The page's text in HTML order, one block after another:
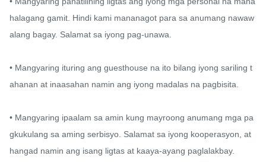
halagang gamit. Hindi kami mananagot para sa anumang nawaw
alang bagay. Salamat sa iyong pag-unawa.
• Mangyaring ituring ang guesthouse na ito bilang iyong sariling t
ahanan at inaasahan namin ang iyong madalas na pagbisita.
• Mangyaring ipaalam sa amin kung mayroong anumang mga pa
gkukulang sa aming serbisyo. Salamat sa iyong kooperasyon, at
hangad namin ang isang ligtas at kaaya-ayang paglalakbay.